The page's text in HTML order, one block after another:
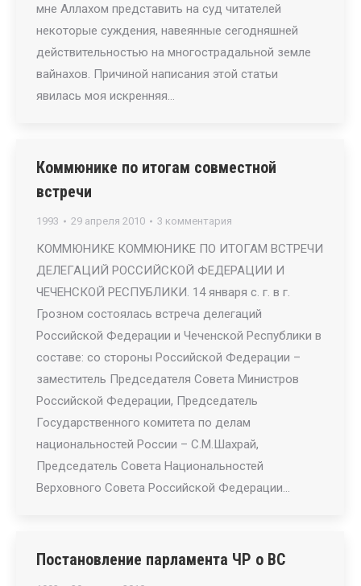
мне Аллахом представить на суд читателей
некоторые суждения, навеянные сегодняшней
действительностью на многострадальной земле
вайнахов. Причиной написания этой статьи
явилась моя искренняя…
Коммюнике по итогам совместной
встречи
1993 29 апреля 2010 3 комментария
КОММЮНИКЕ КОММЮНИКЕ ПО ИТОГАМ ВСТРЕЧИ
ДЕЛЕГАЦИЙ РОССИЙСКОЙ ФЕДЕРАЦИИ И
ЧЕЧЕНСКОЙ РЕСПУБЛИКИ. 14 января с. г. в г.
Грозном состоялась встреча делегаций
Российской Федерации и Чеченской Республики в
составе: со стороны Российской Федерации –
заместитель Председателя Совета Министров
Российской Федерации, Председатель
Государственного комитета по делам
национальностей России – С.М.Шахрай,
Председатель Совета Национальностей
Верховного Совета Российской Федерации…
Постановление парламента ЧР о ВС